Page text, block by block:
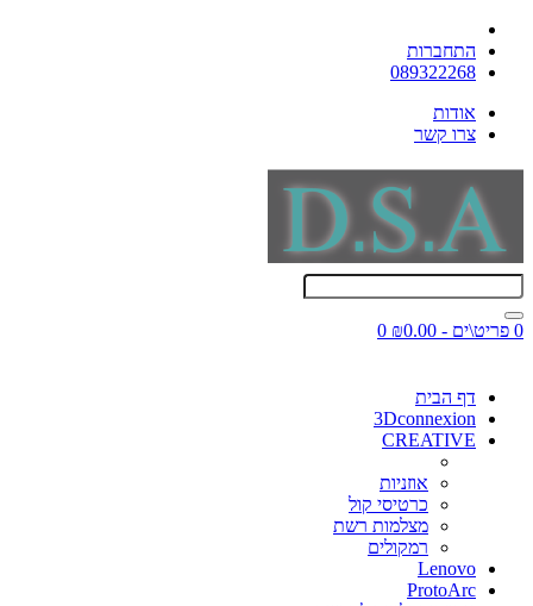
התחברות
089322268
אודות
צרו קשר
0 פריט\ים - ₪0.00 0
דף הבית
3Dconnexion
CREATIVE
אוזניות
כרטיסי קול
מצלמות רשת
רמקולים
Lenovo
ProtoArc